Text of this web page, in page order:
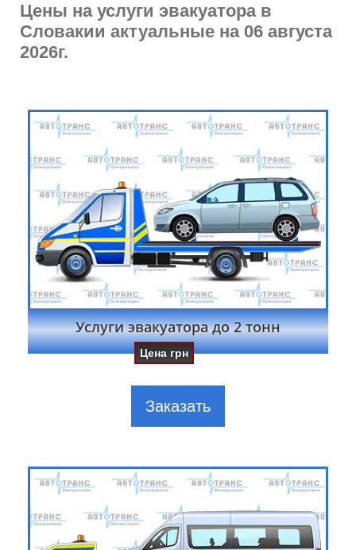
Цены на услуги эвакуатора в
Словакии актуальные на 06 августа
2026г.
Услуги эвакуатора до 2 тонн
Цена грн
Заказать